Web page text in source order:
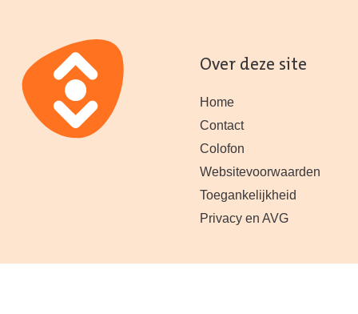
Over deze site
Home
Contact
Colofon
Websitevoorwaarden
Toegankelijkheid
Privacy en AVG